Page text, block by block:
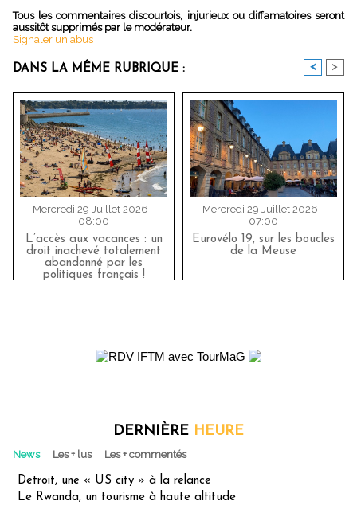
Tous les commentaires discourtois, injurieux ou diffamatoires seront
aussitôt supprimés par le modérateur.
Signaler un abus
DANS LA MÊME RUBRIQUE : < >
Mercredi 29 Juillet 2026 -
08:00
L’accès aux vacances : un
droit inachevé totalement
abandonné par les
politiques français !
Mercredi 29 Juillet 2026 -
07:00
Eurovélo 19, sur les boucles
de la Meuse
DERNIÈRE HEURE
News Les + lus Les + commentés
Detroit, une « US city » à la relance
Le Rwanda, un tourisme à haute altitude